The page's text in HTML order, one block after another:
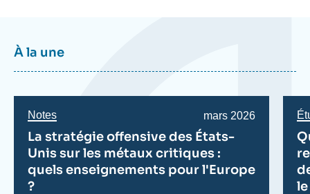
À la une
Notes
Date
publication
mars 2026
La stratégie offensive des États-
Unis sur les métaux critiques :
quels enseignements pour l'Europe
?